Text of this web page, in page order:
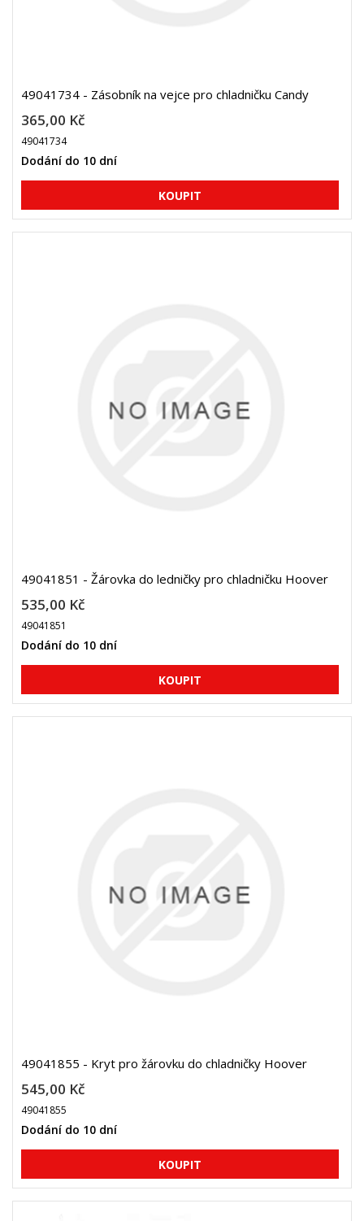
49041734 - Zásobník na vejce pro chladničku Candy
365,00 Kč
49041734
Dodání do 10 dní
49041851 - Žárovka do ledničky pro chladničku Hoover
535,00 Kč
49041851
Dodání do 10 dní
49041855 - Kryt pro žárovku do chladničky Hoover
545,00 Kč
49041855
Dodání do 10 dní